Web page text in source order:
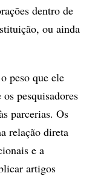
dentro de
ou ainda
peso que ele
pesquisadores
parcerias. Os
relação direta
e a
artigos